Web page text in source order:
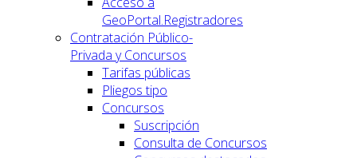
GeoPortal.Registradores
Contratación Público-
Privada y Concursos
Tarifas públicas
Pliegos tipo
Concursos
Suscripción
Consulta de Concursos